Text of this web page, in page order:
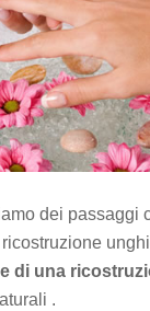
dei passaggi
di una
.